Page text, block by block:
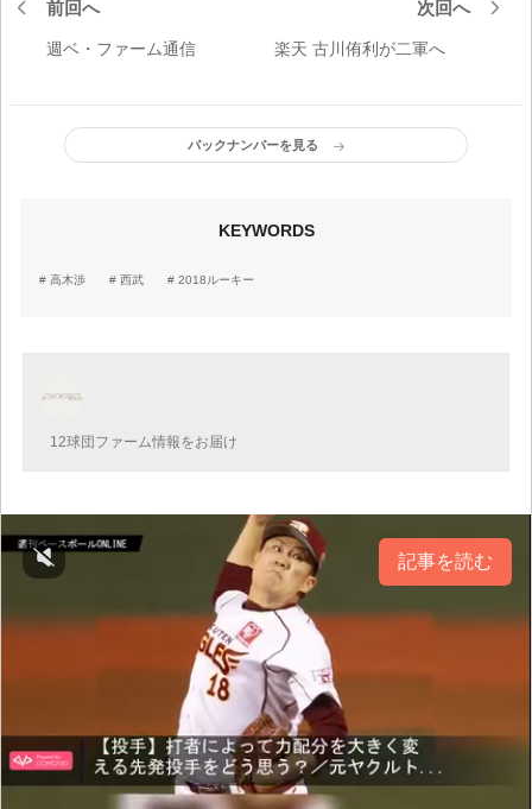
前回へ
週ベ・ファーム通信
次回へ
楽天 古川侑利が二軍へ
バックナンバーを見る
KEYWORDS
高木渉 西武 2018ルーキー
12球団ファーム情報をお届け
記事を読む